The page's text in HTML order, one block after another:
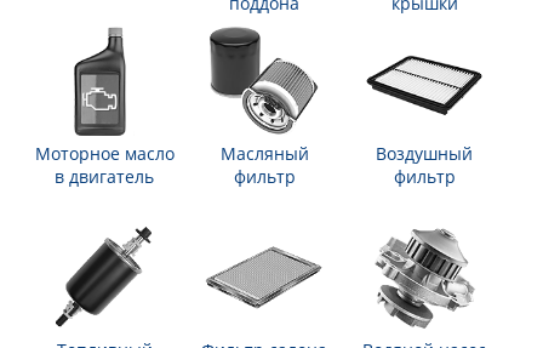
Моторное масло
в двигатель
Масляный
фильтр
Воздушный
фильтр